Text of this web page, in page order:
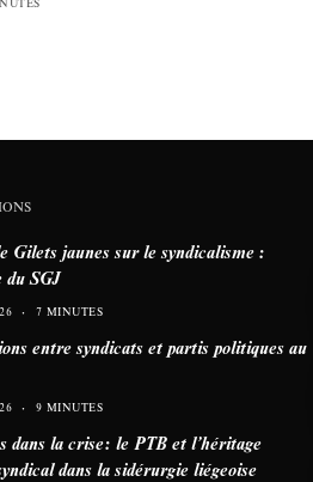
Gilets jaunes sur le syndicalisme :
du SGJ
7 MINUTES
entre syndicats et partis politiques au
9 MINUTES
dans la crise: le PTB et l’héritage
dans la sidérurgie liégeoise